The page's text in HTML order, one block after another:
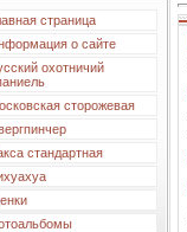
страница
о сайте
охотничий
сторожевая
стандартная